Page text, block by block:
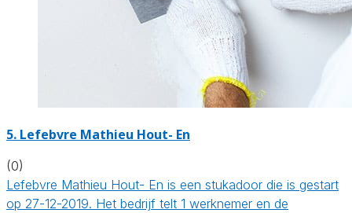
5. Lefebvre Mathieu Hout- En
(0)
Lefebvre Mathieu Hout- En is een stukadoor die is gestart
op 27-12-2019. Het bedrijf telt 1 werknemer en de